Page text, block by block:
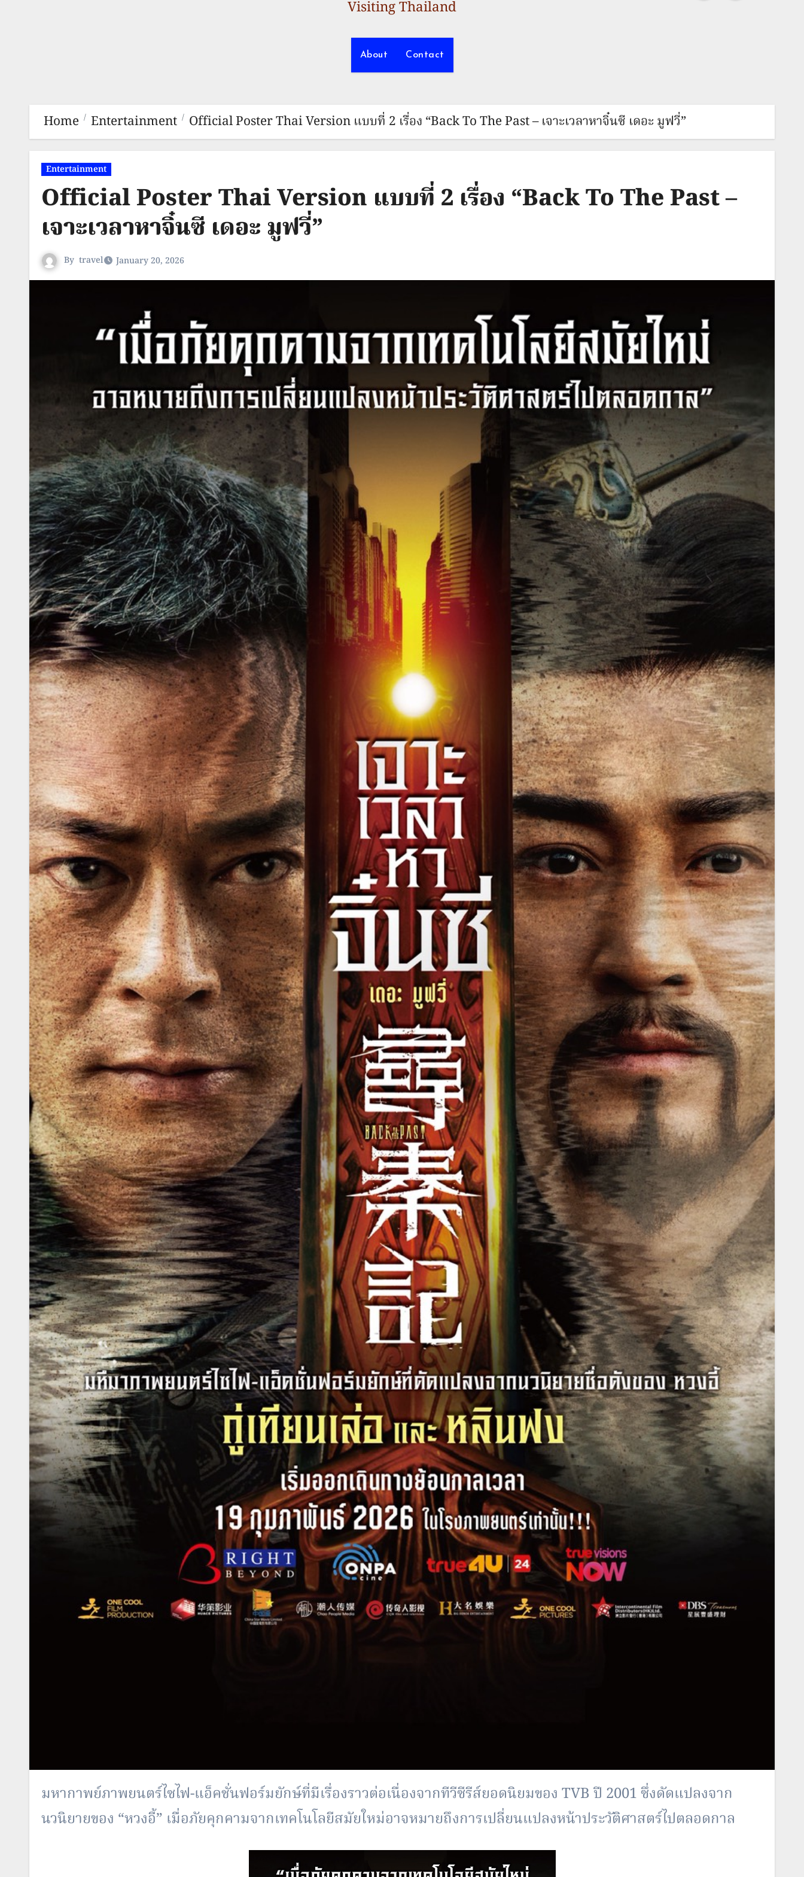
Visiting Thailand
About Contact
Home Entertainment Official Poster Thai Version แบบที่ 2 เรื่อง “Back To The Past – เจาะเวลาหาจิ๋นซี เดอะ มูฟวี่”
Entertainment
Official Poster Thai Version แบบที่ 2 เรื่อง “Back To The Past –
เจาะเวลาหาจิ๋นซี เดอะ มูฟวี่”
By travel January 20, 2026
มหากาพย์ภาพยนตร์ไซไฟ-แอ็คชั่นฟอร์มยักษ์ที่มีเรื่องราวต่อเนื่องจากทีวีซีรีส์ยอดนิยมของ TVB ปี 2001 ซึ่งดัดแปลงจาก
นวนิยายของ “หวงอี้” เมื่อภัยคุกคามจากเทคโนโลยีสมัยใหม่อาจหมายถึงการเปลี่ยนแปลงหน้าประวัติศาสตร์ไปตลอดกาล